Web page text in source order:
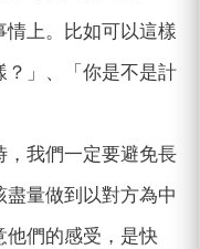
上。比如可以這樣
？」、「你是不是計
，我們一定要避免長
量做到以對方為中
他們的感受，是快